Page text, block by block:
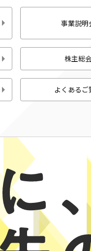
事業説明
株主総
よくあるご